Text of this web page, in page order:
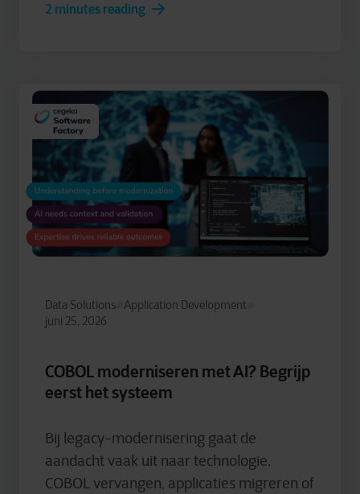
2 minutes reading
Data Solutions Application Development
juni 25, 2026
COBOL moderniseren met AI? Begrijp
eerst het systeem
Bij legacy-modernisering gaat de
aandacht vaak uit naar technologie.
COBOL vervangen, applicaties migreren of